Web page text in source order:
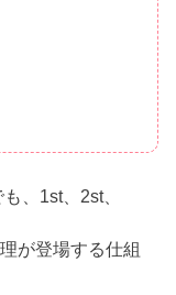
、1st、2st、
が登場する仕組